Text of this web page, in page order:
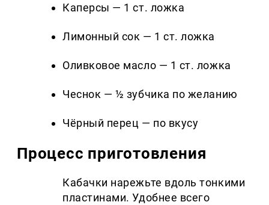
Каперсы — 1 ст. ложка
Лимонный сок — 1 ст. ложка
Оливковое масло — 1 ст. ложка
Чеснок — ½ зубчика по желанию
Чёрный перец — по вкусу
Процесс приготовления
Кабачки нарежьте вдоль тонкими
пластинами. Удобнее всего